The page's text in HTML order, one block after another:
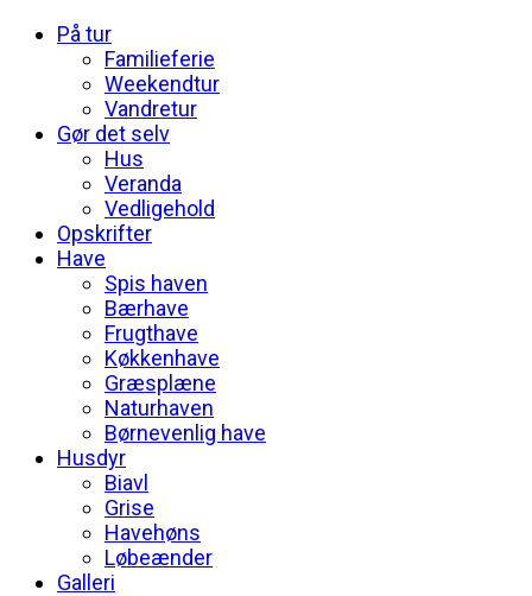
På tur
Familieferie
Weekendtur
Vandretur
Gør det selv
Hus
Veranda
Vedligehold
Opskrifter
Have
Spis haven
Bærhave
Frugthave
Køkkenhave
Græsplæne
Naturhaven
Børnevenlig have
Husdyr
Biavl
Grise
Havehøns
Løbeænder
Galleri